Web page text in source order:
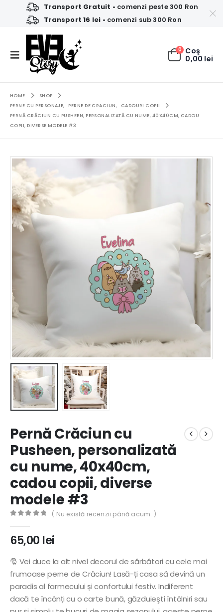
Transport Gratuit • comenzi peste 300 Ron
Transport 16 lei • comenzi sub 300 Ron
0 Coş
0,00 lei
HOME
SHOP
PERNE CU PERSONAJE, PERNE DE CRACIUN,
CADOURI COPII
PERNĂ CRĂCIUN CU PUSHEEN, PERSONALIZATĂ CU NUME, 40X40CM, CADOU
COPII, DIVERSE MODELE #3
Pernă Crăciun cu
Pusheen, personalizată
cu nume, 40x40cm,
cadou copii, diverse
modele #3
( Nu există recenzii până acum. )
65,00 lei
🎅 Vei duce la alt nivel decorul de sărbători cu cele mai
frumoase perne de Crăciun! Lasă-ți casa să devină un
paradis al farmecului și confortului festiv. Indiferent
dacă te încânți cu o carte bună, găzduieşti întâlniri sau